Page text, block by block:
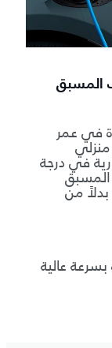
المسبق
في عمر
في درجة
المسبق
من
بسرعة عالية